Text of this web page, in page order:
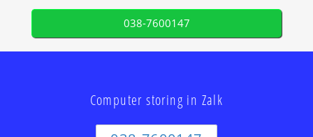
038-7600147
Computer storing in Zalk